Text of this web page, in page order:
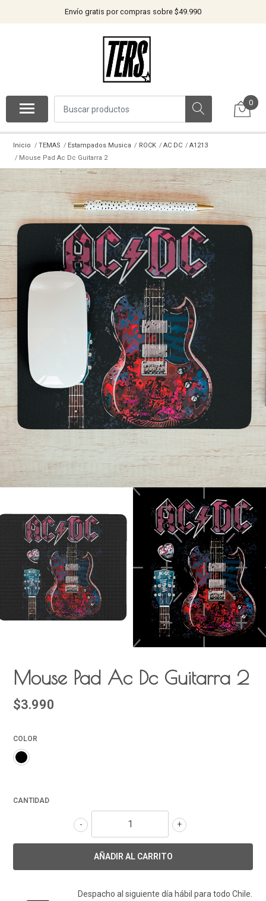
Envío gratis por compras sobre $49.990
0
Inicio TEMAS Estampados Musica ROCK AC DC
A1213
Mouse Pad Ac Dc Guitarra 2
Mouse Pad Ac Dc Guitarra 2
$3.990
COLOR
CANTIDAD
+
-
Despacho al siguiente día hábil para todo Chile.